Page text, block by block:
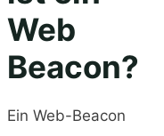
Web
Beacon?
Ein Web-Beacon